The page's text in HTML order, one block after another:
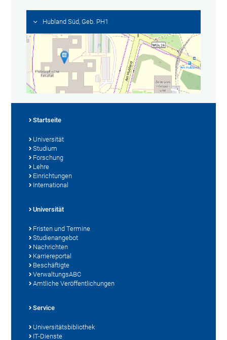
Hubland Süd, Geb. PH1
Startseite
Universität
Studium
Forschung
Lehre
Einrichtungen
International
Universität
Fristen und Termine
Studienangebot
Nachrichten
Karriereportal
Beschäftigte
VerwaltungsABC
Amtliche Veröffentlichungen
Service
Universitätsbibliothek
IT-Dienste